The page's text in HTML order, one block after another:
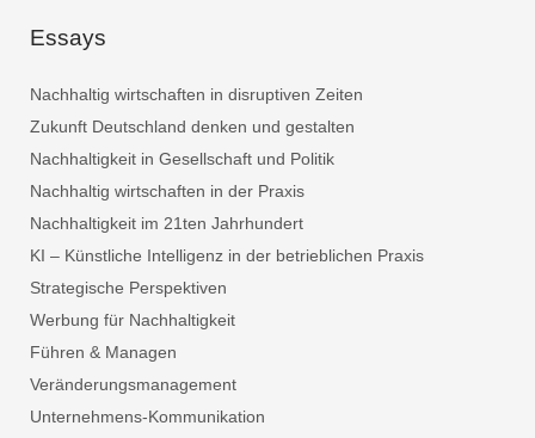
Essays
Nachhaltig wirtschaften in disruptiven Zeiten
Zukunft Deutschland denken und gestalten
Nachhaltigkeit in Gesellschaft und Politik
Nachhaltig wirtschaften in der Praxis
Nachhaltigkeit im 21ten Jahrhundert
KI – Künstliche Intelligenz in der betrieblichen Praxis
Strategische Perspektiven
Werbung für Nachhaltigkeit
Führen & Managen
Veränderungsmanagement
Unternehmens-Kommunikation